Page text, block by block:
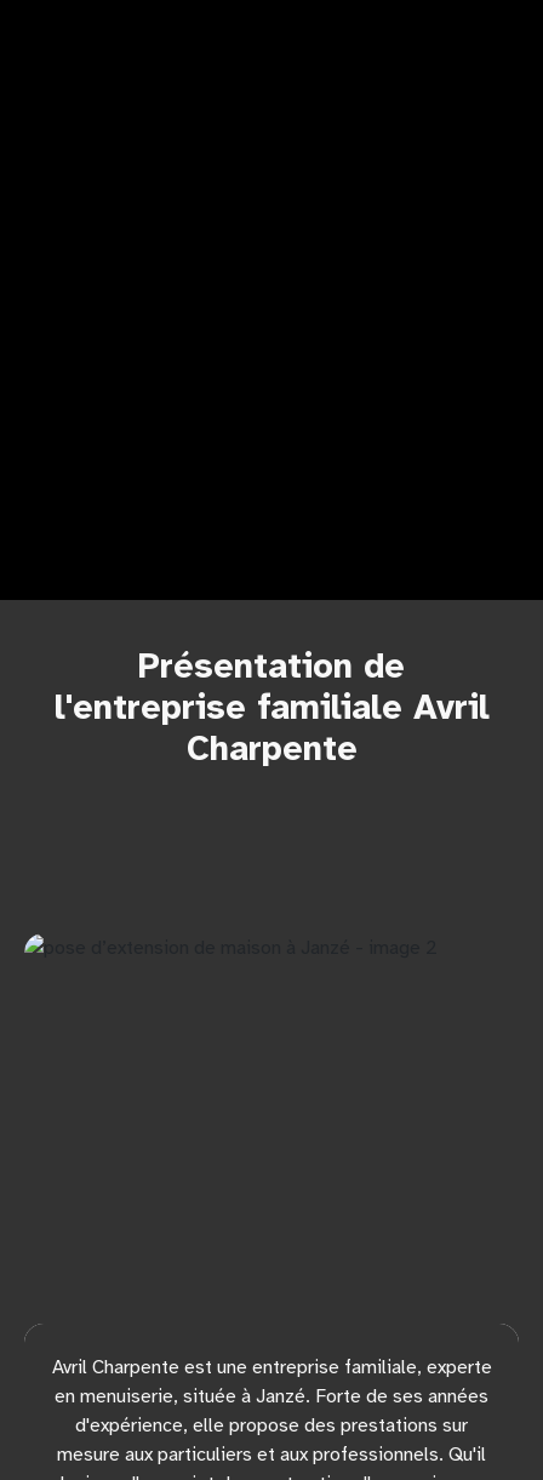
Présentation de
l'entreprise familiale Avril
Charpente
Avril Charpente est une entreprise familiale, experte
en menuiserie, située à Janzé. Forte de ses années
d'expérience, elle propose des prestations sur
mesure aux particuliers et aux professionnels. Qu'il